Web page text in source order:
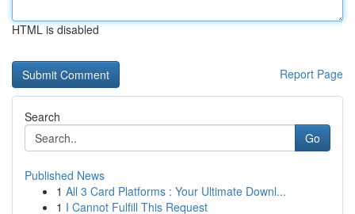
HTML is disabled
Report Page
Search
Go
Published News
1 All 3 Card Platforms : Your Ultimate Downl...
1 I Cannot Fulfill This Request